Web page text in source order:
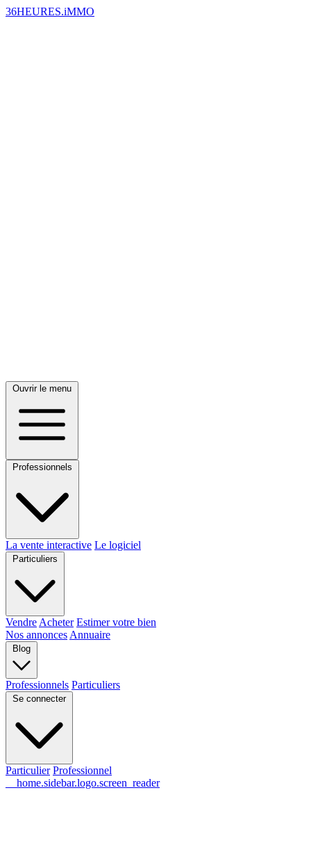
36HEURES.iMMO
Ouvrir le menu
Professionnels
La vente interactive Le logiciel
Particuliers
Vendre Acheter Estimer votre bien
Nos annonces Annuaire
Blog
Professionnels Particuliers
Se connecter
Particulier Professionnel
__home.sidebar.logo.screen_reader